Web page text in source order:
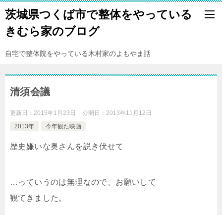
茨城県つくば市で整体をやっている
きむら家のブログ
自宅で整体院をやっている木村家のよもやま話
清須会議
更新日： 2015年1月23日 公開日： 2013年11月12日
2013年
今年観た映画
歴史嫌いな奥さんを説き伏せて
…っていうのは無理なので、お願いして
観てきました。